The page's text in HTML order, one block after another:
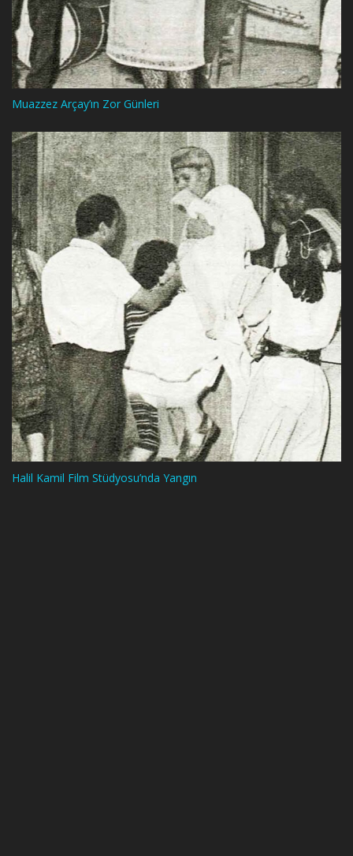
Muazzez Arçay’ın Zor Günleri
Halil Kamil Film Stüdyosu’nda Yangın